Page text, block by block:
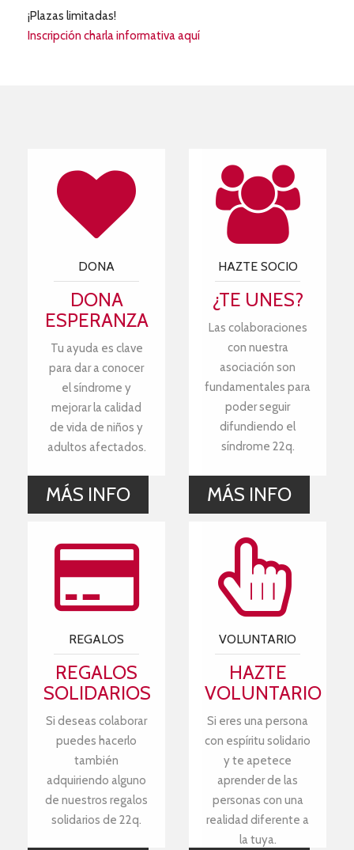
¡Plazas limitadas!
Inscripción charla informativa aquí
DONA
DONA
ESPERANZA
Tu ayuda es clave
para dar a conocer
el síndrome y
mejorar la calidad
de vida de niños y
adultos afectados.
MÁS INFO
HAZTE SOCIO
¿TE UNES?
Las colaboraciones
con nuestra
asociación son
fundamentales para
poder seguir
difundiendo el
síndrome 22q.
MÁS INFO
REGALOS
REGALOS
SOLIDARIOS
Si deseas colaborar
puedes hacerlo
también
adquiriendo alguno
de nuestros regalos
solidarios de 22q.
VOLUNTARIO
HAZTE
VOLUNTARIO
Si eres una persona
con espíritu solidario
y te apetece
aprender de las
personas con una
realidad diferente a
la tuya.